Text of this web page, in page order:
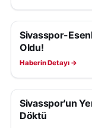
SIVASSPOR
Sivasspor-
Oldu!
Haberin Detayı →
SIVASSPOR
Sivasspor'un
Döktü